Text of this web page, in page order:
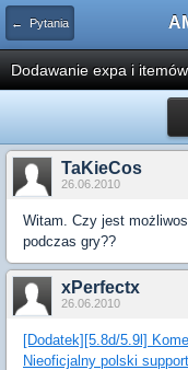
← Pytania
Dodawanie expa i itemów
TaKieCos
26.06.2010
Witam. Czy jest
podczas gry??
xPerfectx
26.06.2010
[Dodatek][5.8d/5.9l]
Nieoficjalny polski support